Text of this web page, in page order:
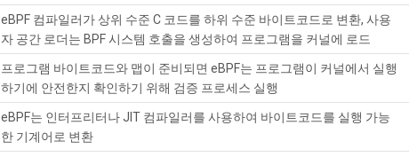
eBPF 컴파일러가 상위 수준 C 코드를 하위 수준 바이트코드로 변환, 사용
자 공간 로더는 BPF 시스템 호출을 생성하여 프로그램을 커널에 로드
프로그램 바이트코드와 맵이 준비되면 eBPF는 프로그램이 커널에서 실행
하기에 안전한지 확인하기 위해 검증 프로세스 실행
eBPF는 인터프리터나 JIT 컴파일러를 사용하여 바이트코드를 실행 가능
한 기계어로 변환